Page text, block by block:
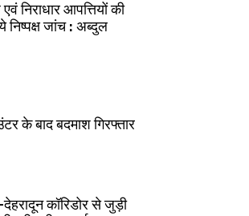
निराधार आपत्तियों की
निष्पक्ष जांच : अब्दुल
के बाद बदमाश गिरफ्तार
देहरादून कॉरिडोर से जुड़ी